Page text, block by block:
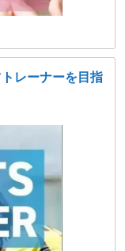
レーナーを目指